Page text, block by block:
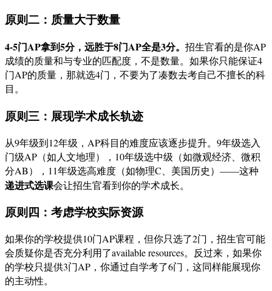
原则二：质量大于数量
4-5门AP拿到5分，远胜于8门AP全是3分。 招生官看的是你AP
成绩的质量和与专业的匹配度，不是数量。如果你只能保证4
门AP的质量，那就选4门，不要为了凑数去考自己不擅长的科
目。
原则三：展现学术成长轨迹
从9年级到12年级，AP科目的难度应该逐步提升。9年级选入
门级AP（如人文地理），10年级选中级（如微观经济、微积
分AB），11年级选高难度（如物理C、美国历史）——这种
递进式选课会让招生官看到你的学术成长。
原则四：考虑学校实际资源
如果你的学校提供10门AP课程，但你只选了2门，招生官可能
会质疑你是否充分利用了available resources。反过来，如果你
的学校只提供3门AP，你通过自学考了6门，这同样能展现你
的主动性。